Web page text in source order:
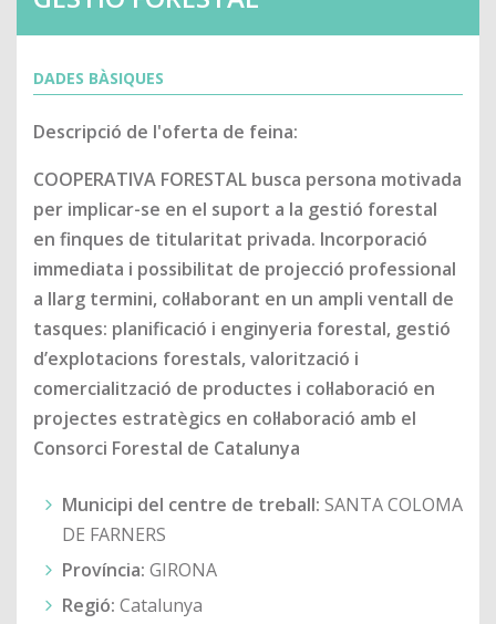
DADES BÀSIQUES
Descripció de l'oferta de feina:
COOPERATIVA FORESTAL busca persona motivada
per implicar-se en el suport a la gestió forestal
en finques de titularitat privada. Incorporació
immediata i possibilitat de projecció professional
a llarg termini, col·laborant en un ampli ventall de
tasques: planificació i enginyeria forestal, gestió
d’explotacions forestals, valorització i
comercialització de productes i col·laboració en
projectes estratègics en col·laboració amb el
Consorci Forestal de Catalunya
Municipi del centre de treball: SANTA COLOMA
DE FARNERS
Província: GIRONA
Regió: Catalunya